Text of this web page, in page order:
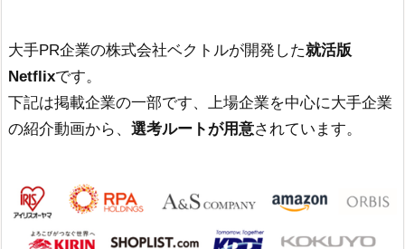
大手PR企業の株式会社ベクトルが開発した就活版
Netflixです。
下記は掲載企業の一部です、上場企業を中心に大手企業
の紹介動画から、 選考ルートが用意されています。